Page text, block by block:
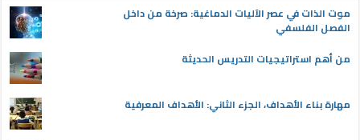
موت الذات في عصر الآليات الدماغية: صرخة من داخل
الفصل الفلسفي
من أهم استراتيجيات التدريس الحديثة
مهارة بناء الأهداف، الجزء الثاني: الأهداف المعرفية